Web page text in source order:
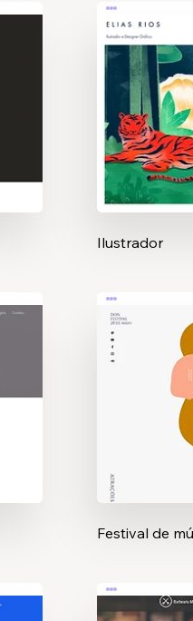
Ilustrador
Festival de